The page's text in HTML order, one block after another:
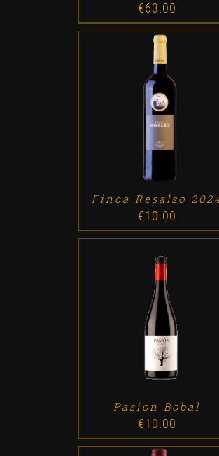
€63.00
ADD TO CART /
Finca Resalso
€10.00
ADD TO CART DETALLES
Pasion Bobal
€10.00